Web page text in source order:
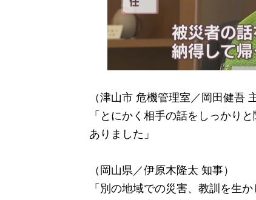
（津山市 危機管理室／岡田健吾
「とにかく相手の話をしっかり
ありました」
（岡山県／伊原木隆太 知事）
「別の地域での災害、教訓を生